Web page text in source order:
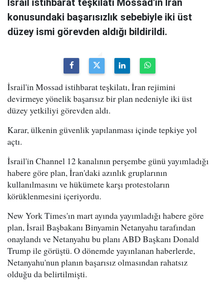
İsrail istihbarat teşkilatı Mossad'ın İran
konusundaki başarısızlık sebebiyle iki üst
düzey ismi görevden aldığı bildirildi.
İsrail'in Mossad istihbarat teşkilatı, İran rejimini
devirmeye yönelik başarısız bir plan nedeniyle iki üst
düzey yetkiliyi görevden aldı.
Karar, ülkenin güvenlik yapılanması içinde tepkiye yol
açtı.
İsrail'in Channel 12 kanalının perşembe günü yayımladığı
habere göre plan, İran'daki azınlık gruplarının
kullanılmasını ve hükümete karşı protestoların
körüklenmesini içeriyordu.
New York Times'ın mart ayında yayımladığı habere göre
plan, İsrail Başbakanı Binyamin Netanyahu tarafından
onaylandı ve Netanyahu bu planı ABD Başkanı Donald
Trump ile görüştü. O dönemde yayınlanan haberlerde,
Netanyahu'nun planın başarısız olmasından rahatsız
olduğu da belirtilmişti.